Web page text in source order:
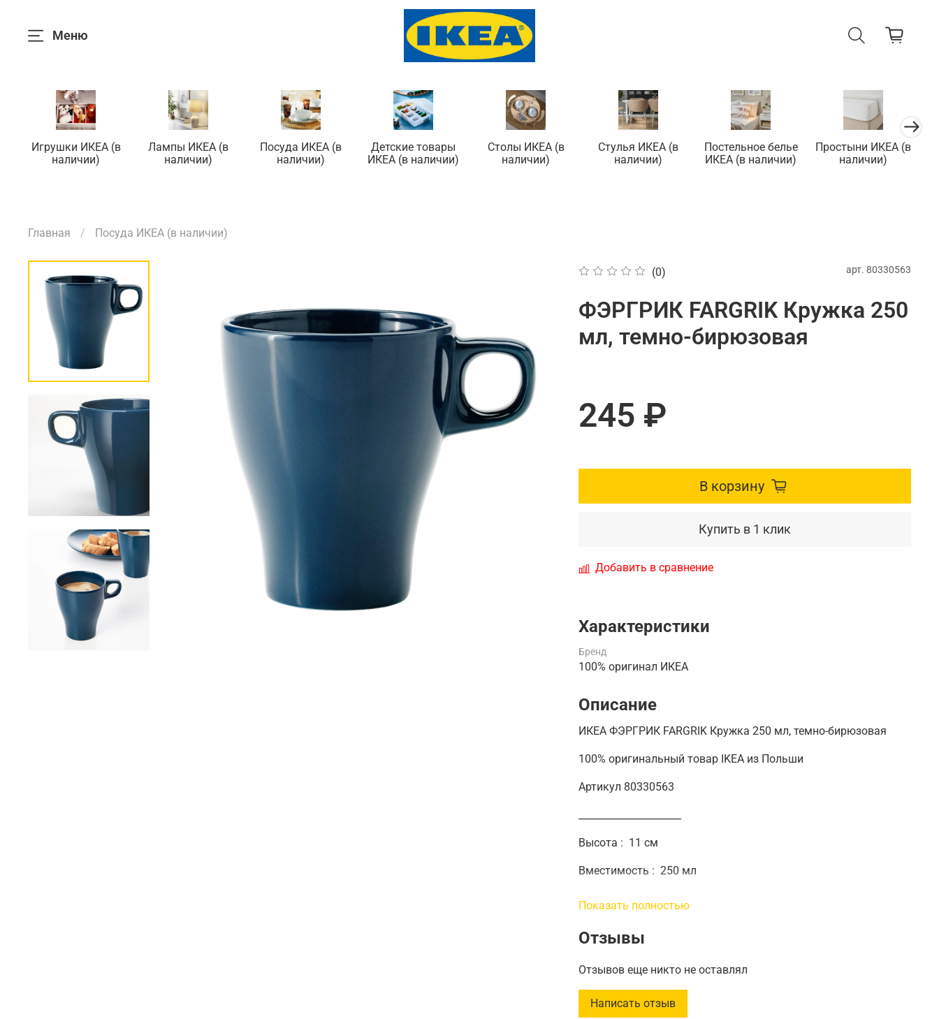
Меню
Игрушки ИКЕА (в
наличии)
Лампы ИКЕА (в
наличии)
Посуда ИКЕА (в
наличии)
Детские товары
ИКЕА (в наличии)
Столы ИКЕА (в
наличии)
Стулья ИКЕА (в
наличии)
Постельное белье
ИКЕА (в наличии)
Простыни ИКЕА (в
наличии)
Главная Посуда ИКЕА (в наличии)
(0) арт. 80330563
ФЭРГРИК FARGRIK Кружка 250
мл, темно-бирюзовая
245 ₽
В корзину
Купить в 1 клик
Добавить в сравнение
Характеристики
Бренд
100% оригинал ИКЕА
Описание
ИКЕА ФЭРГРИК FARGRIK Кружка 250 мл, темно-бирюзовая
100% оригинальный товар IKEA из Польши
Артикул 80330563
Высота : 11 см
Вместимость : 250 мл
_____________________
элегантным дизайном темной бирюзы – идеальный акцент
изделия составляет 11 см. Идеально подходит как для
повседневного использования, так и в качестве подарка
ценителям скандинавского стиля. Создайте уютные моменты
Показать полностью
Отзывы
Отзывов еще никто не оставлял
Написать отзыв